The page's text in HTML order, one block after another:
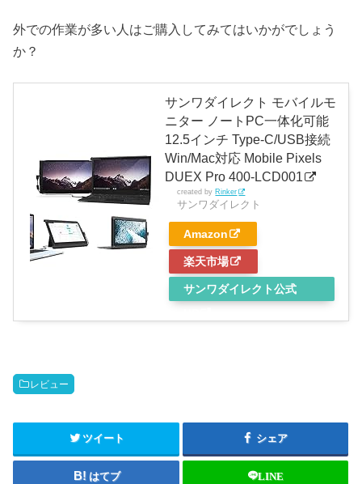
外での作業が多い人はご購入してみてはいかがでしょう
か？
サンワダイレクト モバイルモ
ニター ノートPC一体化可能
12.5インチ Type-C/USB接続
Win/Mac対応 Mobile Pixels
DUEX Pro 400-LCD001
created byRinker
サンワダイレクト
Amazon
楽天市場
サンワダイレクト公式
レビュー
ツイート シェア
はてブ LINE